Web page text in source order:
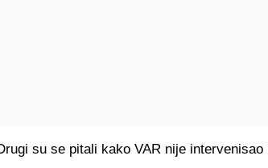
su se pitali kako VAR nije